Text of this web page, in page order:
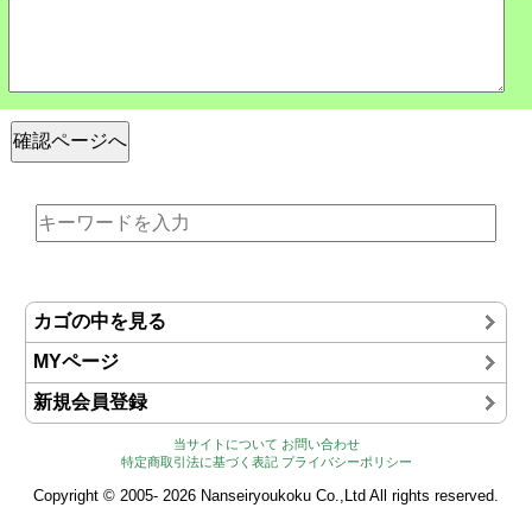
カゴの中を見る
MYページ
新規会員登録
当サイトについて お問い合わせ
特定商取引法に基づく表記 プライバシーポリシー
Copyright © 2005- 2026 Nanseiryoukoku Co.,Ltd All rights reserved.